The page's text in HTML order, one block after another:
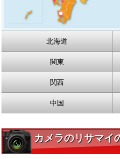
北海道
関東
関西
中国